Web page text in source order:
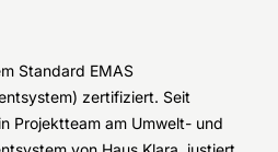
Standard EMAS
zertifiziert. Seit
Projektteam am Umwelt- und